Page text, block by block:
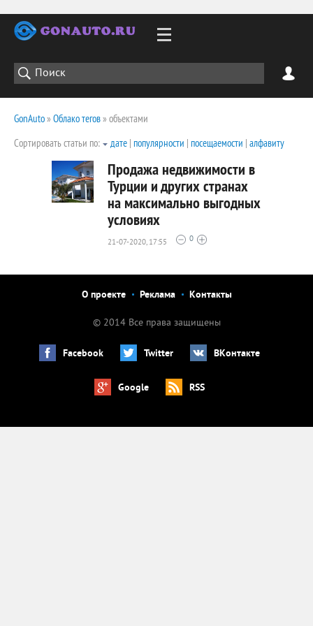
GonAuto» Облако тегов» объектами
Сортировать статьи по:
дате | популярности | посещаемости | алфавиту
Продажа недвижимости в
Турции и других странах
на максимально выгодных
условиях
21-07-2020, 17:55 0
О проекте Реклама Контакты
© 2014 Все права защищены
Facebook Twitter ВКонтакте
Google RSS